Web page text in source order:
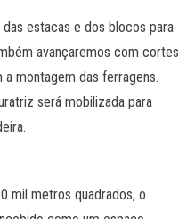
estacas e dos blocos para
avançaremos com cortes
montagem das ferragens.
será mobilizada para
mil metros quadrados, o